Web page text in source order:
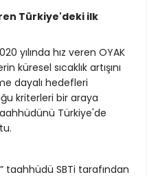
Türkiye'deki ilk
yılında hız veren OYAK
sıcaklık artışını
dayalı hedefleri
kriterleri bir araya
Türkiye'de
taahhüdü SBTi tarafından